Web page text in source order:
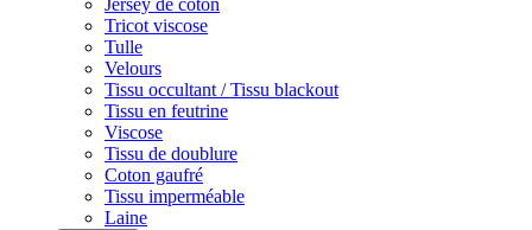
Jersey de coton
Tricot viscose
Tulle
Velours
Tissu occultant / Tissu blackout
Tissu en feutrine
Viscose
Tissu de doublure
Coton gaufré
Tissu imperméable
Laine